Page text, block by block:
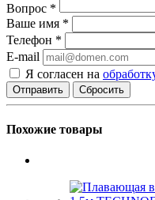
Вопрос *
Ваше имя *
Телефон *
E-mail
Я согласен на
Сбросить
Похожие товары